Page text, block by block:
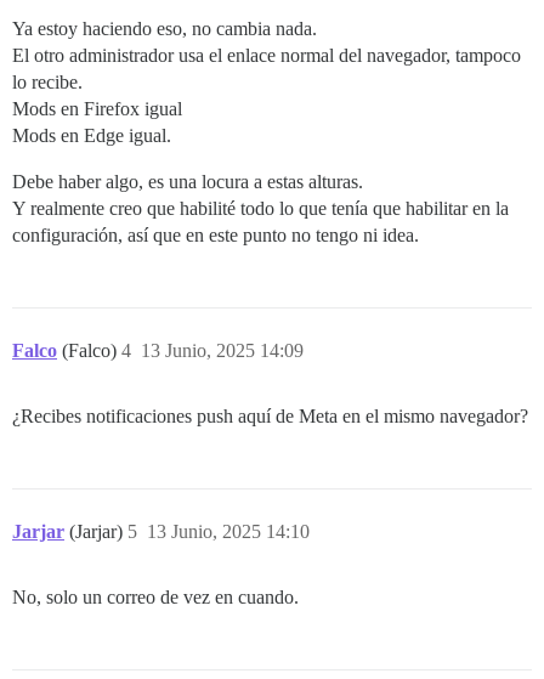
Ya estoy haciendo eso, no cambia nada.
El otro administrador usa el enlace normal del navegador, tampoco
lo recibe.
Mods en Firefox igual
Mods en Edge igual.
Debe haber algo, es una locura a estas alturas.
Y realmente creo que habilité todo lo que tenía que habilitar en la
configuración, así que en este punto no tengo ni idea.
Falco (Falco) 13 Junio, 2025 14:09
4
¿Recibes notificaciones push aquí de Meta en el mismo navegador?
Jarjar (Jarjar) 13 Junio, 2025 14:10
5
No, solo un correo de vez en cuando.